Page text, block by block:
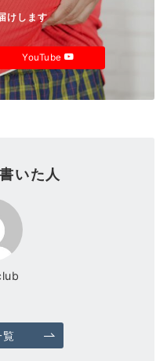
けします
YouTube
いた人
覧